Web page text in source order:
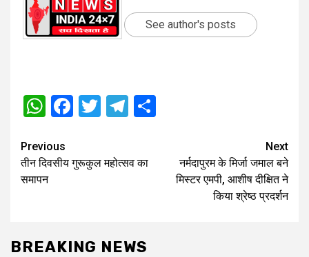
See author's posts
WhatsApp
Facebook
TwitterTelegram
Post
navigation
Previous
तीन दिवसीय गुरूकुल महोत्सव का
समापन
Next
नर्मदापुरम के मिर्जा जमाल बने
मिस्टर एमपी, आशीष दीक्षित ने
किया श्रेष्ठ प्रदर्शन
BREAKING NEWS